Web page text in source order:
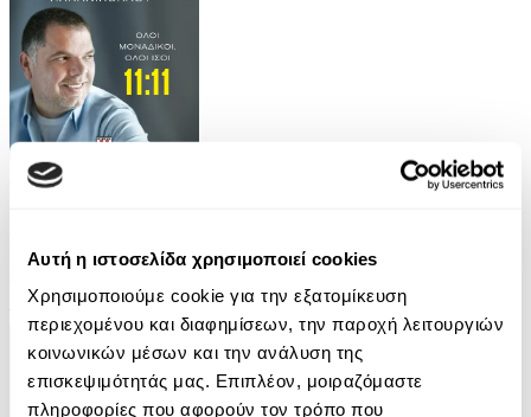
Αυτή η ιστοσελίδα χρησιμοποιεί cookies
Χρησιμοποιούμε cookie για την εξατομίκευση
περιεχομένου και διαφημίσεων, την παροχή λειτουργιών
κοινωνικών μέσων και την ανάλυση της
επισκεψιμότητάς μας. Επιπλέον, μοιραζόμαστε
πληροφορίες που αφορούν τον τρόπο που
Audiobook
Δημήτρης Παπανικολάου